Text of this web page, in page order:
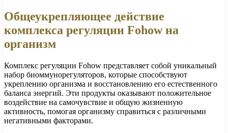
Общеукрепляющее действие
комплекса регуляции Fohow на
организм
Комплекс регуляции Fohow представляет собой уникальный
набор биоммунорегуляторов, которые способствуют
укреплению организма и восстановлению его естественного
баланса энергий. Эти продукты оказывают положительное
воздействие на самочувствие и общую жизненную
активность, помогая организму справиться с различными
негативными факторами.